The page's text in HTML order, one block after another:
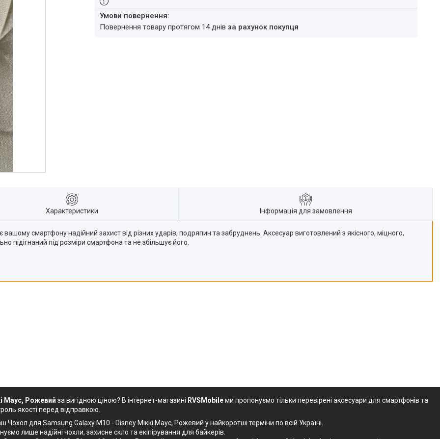
повернення товару протягом 14 днівза рахунок покупця
Характеристики Інформація для замовлення
смартфону надійний захист від різних ударів, подряпин та забруднень. Аксесуар виготовлений з якісного, міцного,
підігнаний під розміри смартфона та не збільшує його.
Маус, Рожевий за вигідною ціною? В інтернет-магазині RVSMobileми пропонуємо тільки перевірені аксесуари для смартфонів та
якості перед відправкою.
Чохол для Samsung Galaxy М10 - Disney Міккі Маус, Рожевий у найкоротші терміни по всій Україні.
лише надійні чохли, захисне скло та екіпірування для байкерів.